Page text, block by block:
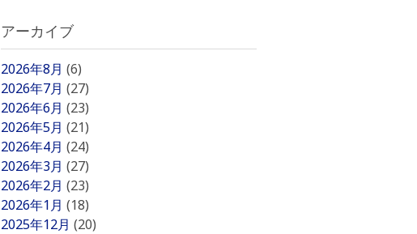
アーカイブ
2026年8月 (6)
2026年7月 (27)
2026年6月 (23)
2026年5月 (21)
2026年4月 (24)
2026年3月 (27)
2026年2月 (23)
2026年1月 (18)
2025年12月 (20)